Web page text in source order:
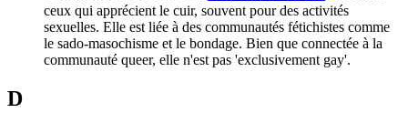
ceux qui apprécient le cuir, souvent pour des activités
sexuelles. Elle est liée à des communautés fétichistes comme
le sado-masochisme et le bondage. Bien que connectée à la
communauté queer, elle n'est pas 'exclusivement gay'.
D